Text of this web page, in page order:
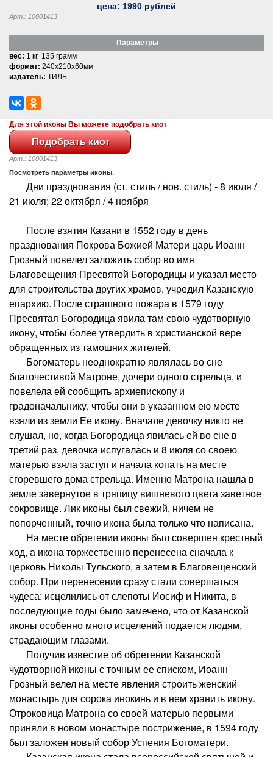
цена: 1990 рублей
Арт.: 10001413
Параметры
вес: 1 кг 135 грамм
формат: 240x210x60мм
издатель: ТИЛЬ
Для этой иконы Вы можете подобрать киот
Арт.: 10001413
Посмотреть параметры иконы.
Дни празднования (ст. стиль / нов. стиль) - 8 июля /
21 июля; 22 октября / 4 ноября
После взятия Казани в 1552 году в день
празднования Покрова Божией Матери царь Иоанн
Грозный повелел заложить собор во имя
Благовещения Пресвятой Богородицы и указал место
для строительства других храмов, учредил Казанскую
епархию. После страшного пожара в 1579 году
Пресвятая Богородица явила там свою чудотворную
икону, чтобы более утвердить в христианской вере
обращенных из тамошних жителей.
Богоматерь неоднократно являлась во сне
благочестивой Матроне, дочери одного стрельца, и
повелела ей сообщить архиепископу и
градоначальнику, чтобы они в указанном ею месте
взяли из земли Ее икону. Вначале девочку никто не
слушал, но, когда Богородица явилась ей во сне в
третий раз, девочка испугалась и 8 июля со своею
матерью взяла заступ и начала копать на месте
сгоревшего дома стрельца. Именно Матрона нашла в
земле завернутое в тряпицу вишневого цвета заветное
сокровище. Лик иконы был свежий, ничем не
попорченный, точно икона была только что написана.
На месте обретении иконы был совершен крестный
ход, а икона торжественно перенесена сначала к
церковь Николы Тульского, а затем в Благовещенский
собор. При перенесении сразу стали совершаться
чудеса: исцелились от слепоты Иосиф и Никита, в
последующие годы было замечено, что от Казанской
иконы особенно много исцелений подается людям,
страдающим глазами.
Получив известие об обретении Казанской
чудотворной иконы с точным ее списком, Иоанн
Грозный велел на месте явления строить женский
монастырь для сорока инокинь и в нем хранить икону.
Отроковица Матрона со своей матерью первыми
приняли в новом монастыре пострижение, в 1594 году
был заложен новый собор Успения Богоматери.